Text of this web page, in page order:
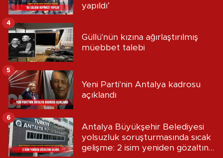
yapıldı’
Güllü'nün kızına ağırlaştırılmış
müebbet talebi
4
Yeni Parti'nin Antalya kadrosu
açıklandı
5
Antalya Büyükşehir Belediyesi
yolsuzluk soruşturmasında sıcak
gelişme: 2 isim yeniden gözaltına
6